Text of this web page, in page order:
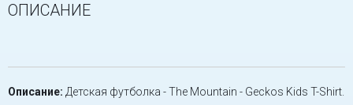
ОПИСАНИЕ
Описание: Детская футболка - The Mountain - Geckos Kids T-Shirt.